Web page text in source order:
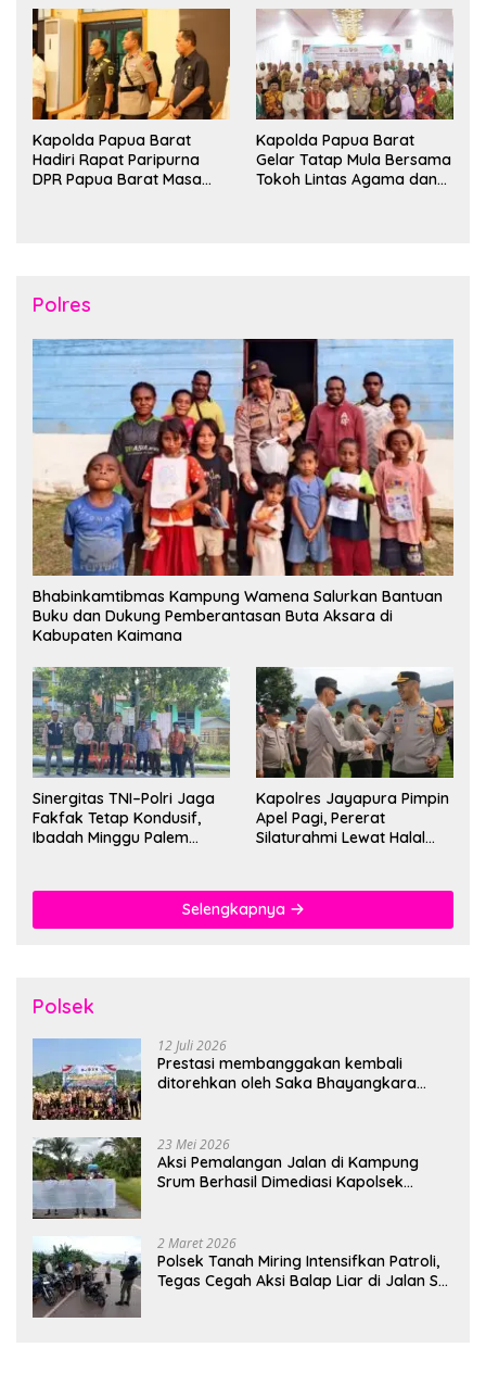
Kapolda Papua Barat
Hadiri Rapat Paripurna
DPR Papua Barat Masa
Kapolda Papua Barat
Gelar Tatap Mula Bersama
Tokoh Lintas Agama dan
Polres
Bhabinkamtibmas Kampung Wamena Salurkan Bantuan
Buku dan Dukung Pemberantasan Buta Aksara di
Kabupaten Kaimana
Sinergitas TNI–Polri Jaga
Fakfak Tetap Kondusif,
Ibadah Minggu Palem
Kapolres Jayapura Pimpin
Apel Pagi, Pererat
Silaturahmi Lewat Halal
Selengkapnya
Polsek
12 Juli 2026
Prestasi membanggakan kembali
ditorehkan oleh Saka Bhayangkara
23 Mei 2026
Aksi Pemalangan Jalan di Kampung
Srum Berhasil Dimediasi Kapolsek
2 Maret 2026
Polsek Tanah Miring Intensifkan Patroli,
Tegas Cegah Aksi Balap Liar di Jalan SP